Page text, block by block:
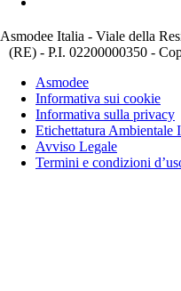
Asmodee Italia - Viale della
(RE) - P.I. 02200000350 -
Asmodee
Informativa sui cookie
Informativa sulla privacy
Etichettatura Ambientale
Avviso Legale
Termini e condizioni